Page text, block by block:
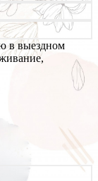
в выездном